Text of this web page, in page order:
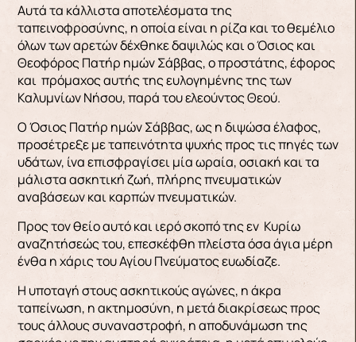
Αυτά τα κάλλιστα αποτελέσματα της
ταπεινοφροσύνης, η οποία είναι η ρίζα και το θεμέλιο
όλων των αρετών δέχθηκε δαψιλώς και ο Όσιος και
Θεοφόρος Πατήρ ημών Σάββας, ο προστάτης, έφορος
και πρόμαχος αυτής της ευλογημένης της των
Καλυμνίων Νήσου, παρά του ελεούντος Θεού.
Ο Όσιος Πατήρ ημών Σάββας, ως η διψώσα έλαφος,
προσέτρεξε με ταπεινότητα ψυχής προς τις πηγές των
υδάτων, ίνα επισφραγίσει μία ωραία, οσιακή και τα
μάλιστα ασκητική ζωή, πλήρης πνευματικών
αναβάσεων και καρπών πνευματικών.
Προς τον θείο αυτό και ιερό σκοπό της εν Κυρίω
αναζητήσεώς του, επεσκέφθη πλείστα όσα άγια μέρη
ένθα η χάρις του Αγίου Πνεύματος ευωδίαζε.
Η υποταγή στους ασκητικούς αγώνες, η άκρα
ταπείνωση, η ακτημοσύνη, η μετά διακρίσεως προς
τους άλλους συναναστροφή, η αποδυνάμωση της